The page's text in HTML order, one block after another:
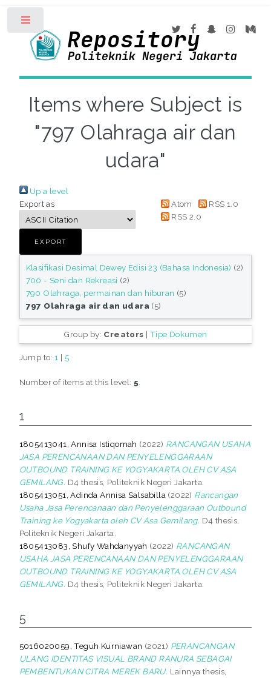
Items where Subject is
"797 Olahraga air dan
udara"
Up a level
Export as
Atom
RSS 1.0
RSS 2.0
Klasifikasi Desimal Dewey Edisi 23 (Bahasa Indonesia) (2)
700 - Seni dan Rekreasi (2)
790 Olahraga, permainan dan hiburan (5)
797 Olahraga air dan udara (5)
Group by: Creators | Tipe Dokumen
Jump to: 1 | 5
Number of items at this level: 5
1
1805413041, Annisa Istiqomah (2022) RANCANGAN USAHA
JASA PERENCANAAN DAN PENYELENGGARAAN
OUTBOUND TRAINING KE YOGYAKARTA OLEH CV ASA
GEMILANG. D4 thesis, Politeknik Negeri Jakarta.
1805413051, Adinda Annisa Salsabilla (2022) Rancangan
Usaha Jasa Perencanaan dan Penyelenggaraan Outbound
Training ke Yogyakarta oleh CV Asa Gemilang. D4 thesis,
Politeknik Negeri Jakarta.
1805413083, Shufy Wahdanyyah (2022) RANCANGAN
USAHA JASA PERENCANAAN DAN PENYELENGGARAAN
OUTBOUND TRAINING KE YOGYAKARTA OLEH CV ASA
GEMILANG. D4 thesis, Politeknik Negeri Jakarta.
5
5016020059, Teguh Kurniawan (2021) PERANCANGAN
ULANG IDENTITAS VISUAL BRAND RANURA SEBAGAI
PEMBENTUKAN CITRA MEREK BARU. Lainnya thesis,